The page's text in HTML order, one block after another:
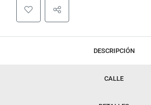
DESCRIPCIÓN
CALLE